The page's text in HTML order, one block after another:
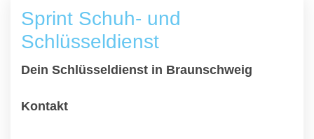
Sprint Schuh- und
Schlüsseldienst
Dein Schlüsseldienst in Braunschweig
Kontakt